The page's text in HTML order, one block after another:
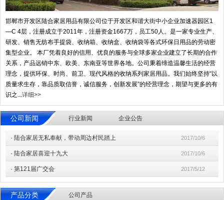
邯郸市开发区陆合家居用品有限公司位于开发区和谐大街中小企业加速器园区1
—C 4层，注册成立于2011年，注册资金1667万，员工50人。是一家专业生产、
研发、销售无纺布手提袋、收纳箱、收纳盒、收纳袋等各式环保日用品的劳动密
集型企业。 本厂凭着良好的信用、优良的服务与全球多家企业建立了长期的合作
关系，产品远销中东、欧美、东南亚等世界各地。公司秉着缔造温馨生活的经营
理念，提供环保、时尚、前卫、现代风格的收纳系列家居用品。我们始终坚持“以
质量求生存，靠品质取信誉，诚信服务，创新发展”的经营理念，期望与更多的有
识之...详细>>
公司新闻 行业新闻 企业公告
· 陆合家居无私奉献，带动周边村民踏上 2017/10/6
· 陆合家居喜迎十九大 2017/10/6
· 第121届广交会 2017/5/12
产品分类 公司产品